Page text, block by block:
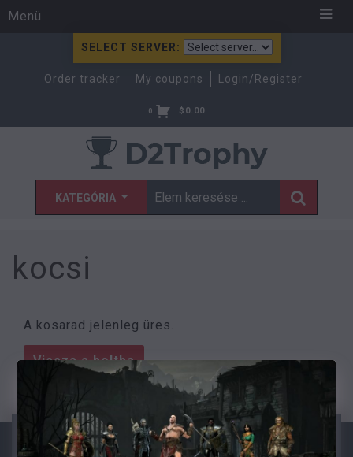
Menü
SELECT SERVER:
Order tracker My coupons Login/Register
0 $ 0.00
KATEGÓRIA
kocsi
A kosarad jelenleg üres.
Vissza a boltba